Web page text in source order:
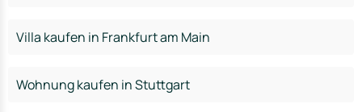
Villa kaufen in Frankfurt am Main
Wohnung kaufen in Stuttgart